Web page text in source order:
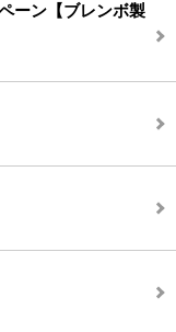
ーン【ブレンボ製